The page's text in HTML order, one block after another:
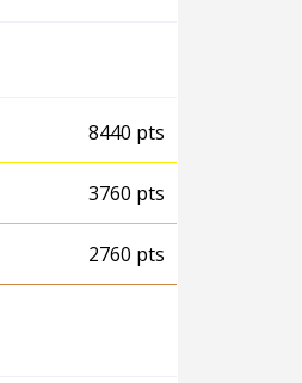
8440 pts
3760 pts
2760 pts